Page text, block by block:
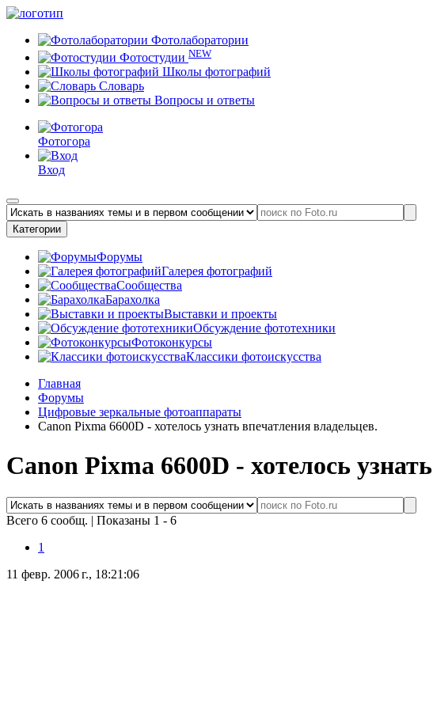
Фотолаборатории
Фотостудии NEW
Школы фотографий
Словарь
Вопросы и ответы
Фотогора
Вход
Категории
Форумы
Галерея фотографий
Сообщества
Барахолка
Выставки и проекты
Обсуждение фототехники
Фотоконкурсы
Классики фотоискусства
Главная
Форумы
Цифровые зеркальные фотоаппараты
Canon Pixma 6600D - хотелось узнать впечатления владельцев.
Canon Pixma 6600D - хотелось
Всего 6 сообщ. | Показаны 1 - 6
1
11 февр. 2006 г., 18:21:06